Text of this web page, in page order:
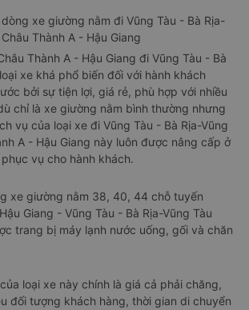
dòng xe giường nằm đi Vũng Tàu - Bà Rịa-
Thành A - Hậu Giang
Thành A - Hậu Giang đi Vũng Tàu - Bà
xe khá phổ biến đối với hành khách
bởi sự tiện lợi, giá rẻ, phù hợp với nhiều
chỉ là xe giường nằm bình thường nhưng
vụ của loại xe đi Vũng Tàu - Bà Rịa-Vũng
A - Hậu Giang này luôn được nâng cấp ở
vụ cho hành khách.
xe giường nằm 38, 40, 44 chỗ tuyến
Giang - Vũng Tàu - Bà Rịa-Vũng Tàu
trang bị máy lạnh nước uống, gối và chăn
loại xe này chính là giá cả phải chăng,
đối tượng khách hàng, thời gian di chuyển